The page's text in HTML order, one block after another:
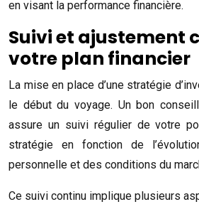
en visant la performance financière.
Suivi et ajustement
votre plan financier
La mise en place d’une stratégie
le début du voyage. Un bon
assure un suivi régulier de votre
stratégie en fonction de
personnelle et des conditions du
Ce suivi continu implique plusieurs